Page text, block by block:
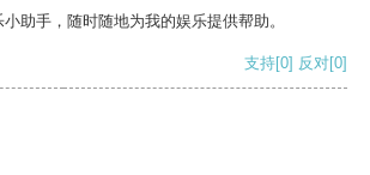
助手，随时随地为我的娱乐提供帮助。
支持[0] 反对[0]